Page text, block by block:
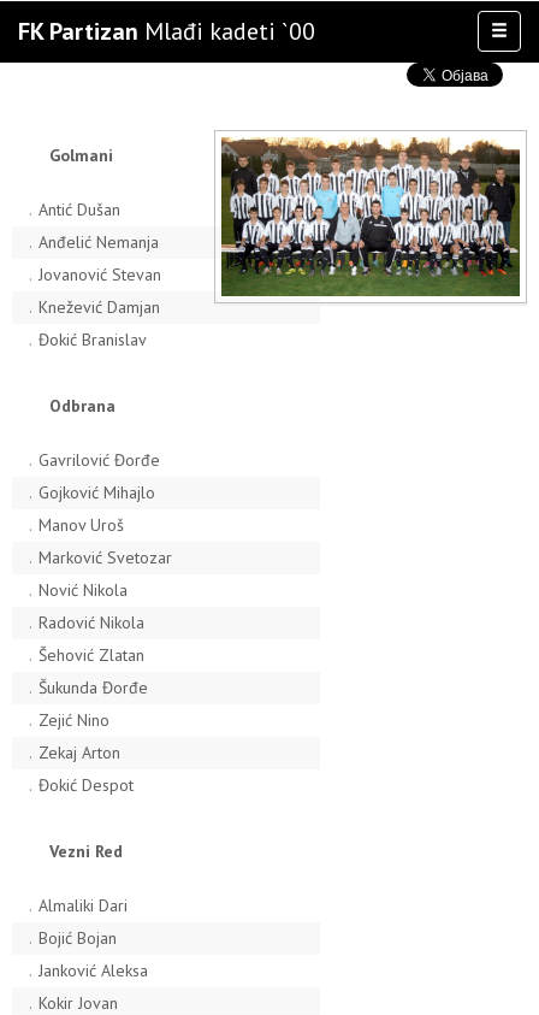
FK Partizan Mlađi kadeti `00
TAKMIČENJA
Golmani
. Antić Dušan
. Anđelić Nemanja
. Jovanović Stevan
. Knežević Damjan
. Đokić Branislav
Odbrana
. Gavrilović Đorđe
. Gojković Mihajlo
. Manov Uroš
. Marković Svetozar
. Nović Nikola
. Radović Nikola
. Šehović Zlatan
. Šukunda Đorđe
. Zejić Nino
. Zekaj Arton
. Đokić Despot
Vezni Red
. Almaliki Dari
. Bojić Bojan
. Janković Aleksa
. Kokir Jovan